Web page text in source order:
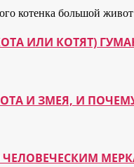
ИЛИ КОТЯТ)
И ЗМЕЯ, И